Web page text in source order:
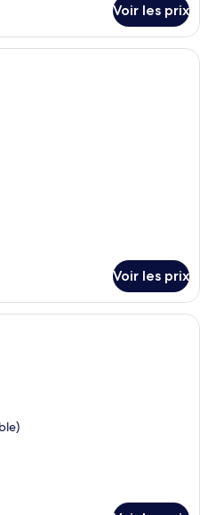
Voir les prix
Chambre Double, vue mer |
Voir les prix
Une pièce comprenant un canapé,